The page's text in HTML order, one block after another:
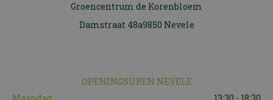
Groencentrum de Korenbloem
Damstraat 48a9850 Nevele
OPENINGSUREN NEVELE